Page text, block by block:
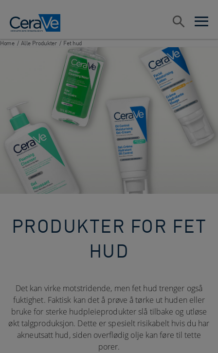
open
open
Søk
Home / Alle Produkter / Fet hud
PRODUKTER FOR FET
HUD​
Det kan virke motstridende, men fet hud trenger også
fuktighet. Faktisk kan det å prøve å tørke ut huden eller
bruke for sterke hudpleieprodukter slå tilbake og utløse
økt talgproduksjon. Dette er spesielt risikabelt hvis du har
akneutsatt hud, siden overflødig olje kan føre til tette
porer.